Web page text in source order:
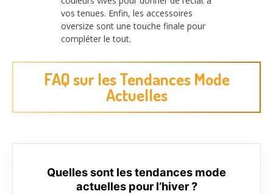
vos tenues. Enfin, les accessoires
oversize sont une touche finale pour
compléter le tout.
FAQ sur les Tendances Mode
Actuelles
Quelles sont les tendances mode
actuelles pour l’hiver ?